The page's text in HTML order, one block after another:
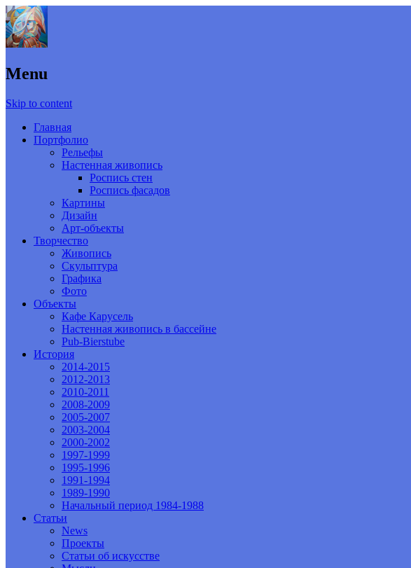
Menu
Skip to content
Главная
Портфолио
Рельефы
Настенная живопись
Роспись стен
Роспись фасадов
Картины
Дизайн
Арт-объекты
Творчество
Живопись
Скульптура
Графика
Фото
Объекты
Кафе Карусель
Настенная живопись в бассейне
Pub-Bierstube
История
2014-2015
2012-2013
2010-2011
2008-2009
2005-2007
2003-2004
2000-2002
1997-1999
1995-1996
1991-1994
1989-1990
Начальный период 1984-1988
Статьи
News
Проекты
Статьи об искусстве